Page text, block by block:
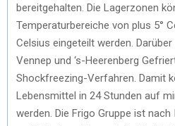
bereitgehalten. Die Lagerzonen
Temperaturbereiche von plus 5°
Celsius eingeteilt werden.
Vennep und ‘s-Heerenberg
Shockfreezing-Verfahren. Damit
Lebensmittel in 24 Stunden auf
werden. Die Frigo Gruppe ist nach